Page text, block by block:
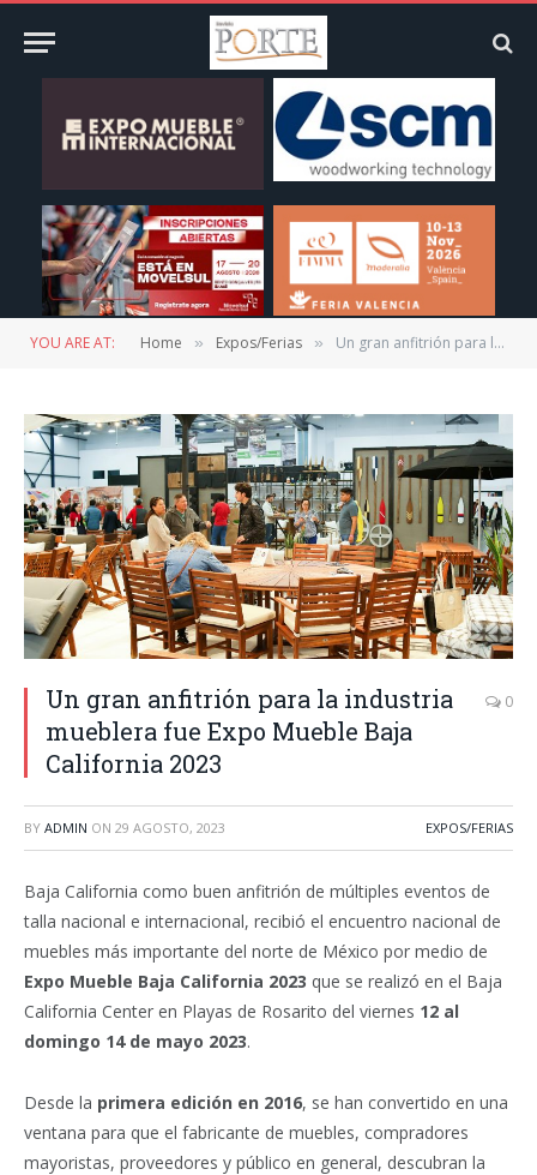
YOU ARE AT: Home » Expos/Ferias » Un gran anfitrión para la industria mueblera fue Expo Mueble Baja California 2023
Un gran anfitrión para la industria
mueblera fue Expo Mueble Baja
California 2023
0
BY ADMIN ON 29 AGOSTO, 2023 EXPOS/FERIAS
Baja California como buen anfitrión de múltiples eventos de
talla nacional e internacional, recibió el encuentro nacional de
muebles más importante del norte de México por medio de
Expo Mueble Baja California 2023 que se realizó en el Baja
California Center en Playas de Rosarito del viernes 12 al
domingo 14 de mayo 2023.
Desde la primera edición en 2016, se han convertido en una
ventana para que el fabricante de muebles, compradores
mayoristas, proveedores y público en general, descubran la